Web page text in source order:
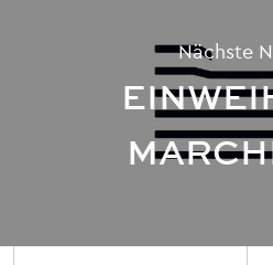
Nächste